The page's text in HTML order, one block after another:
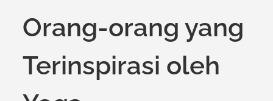
Orang-orang yang
Terinspirasi oleh